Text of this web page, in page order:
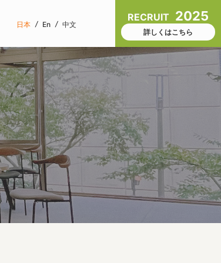
RECRUIT 2025
詳しくはこちら
日本 / En / 中文